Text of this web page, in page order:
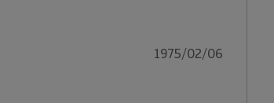
1975/02/06